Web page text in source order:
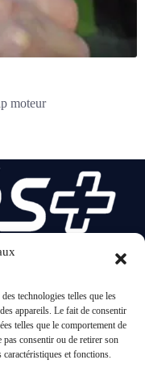
technologies telles que les
appareils. Le fait de consentir
telles que le comportement de
consentir ou de retirer son
et fonctions.
moteur